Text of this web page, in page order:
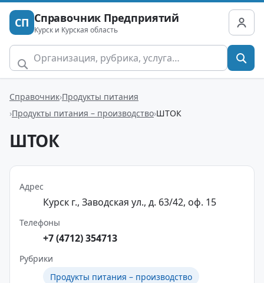
СП Справочник Предприятий
Курск и Курская область
Справочник Продукты питания
Продукты питания – производство ШТОК
ШТОК
Адрес
Курск г., Заводская ул., д. 63/42, оф. 15
Телефоны
+7 (4712) 354713
Рубрики
Продукты питания – производство